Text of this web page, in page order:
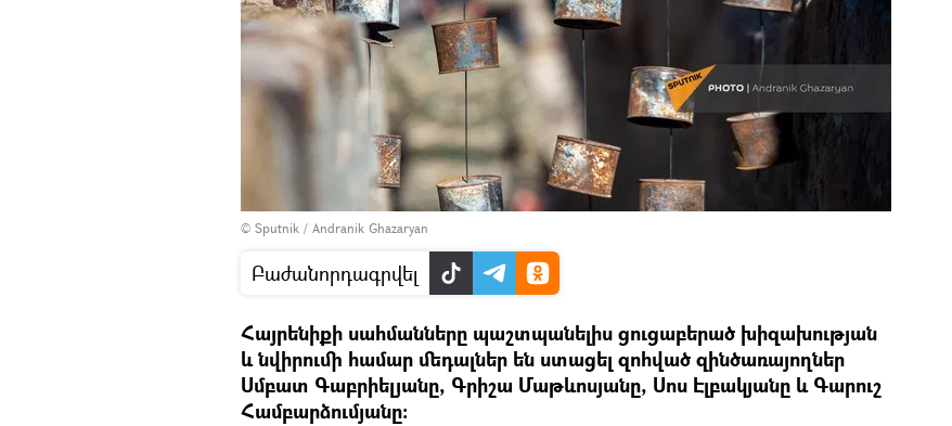
© Sputnik / Andranik Ghazaryan
Բաժանորդագրվել
Հայրենիքի սահմանները պաշտպանելիս ցուցաբերած խիզախության
և նվիրումի համար մեդալներ են ստացել զոհված զինծառայողներ
Սմբատ Գաբրիելյանը, Գրիշա Մաթևոսյանը, Սոս Էլբակյանը և Գարուշ
Համբարձումյանը։